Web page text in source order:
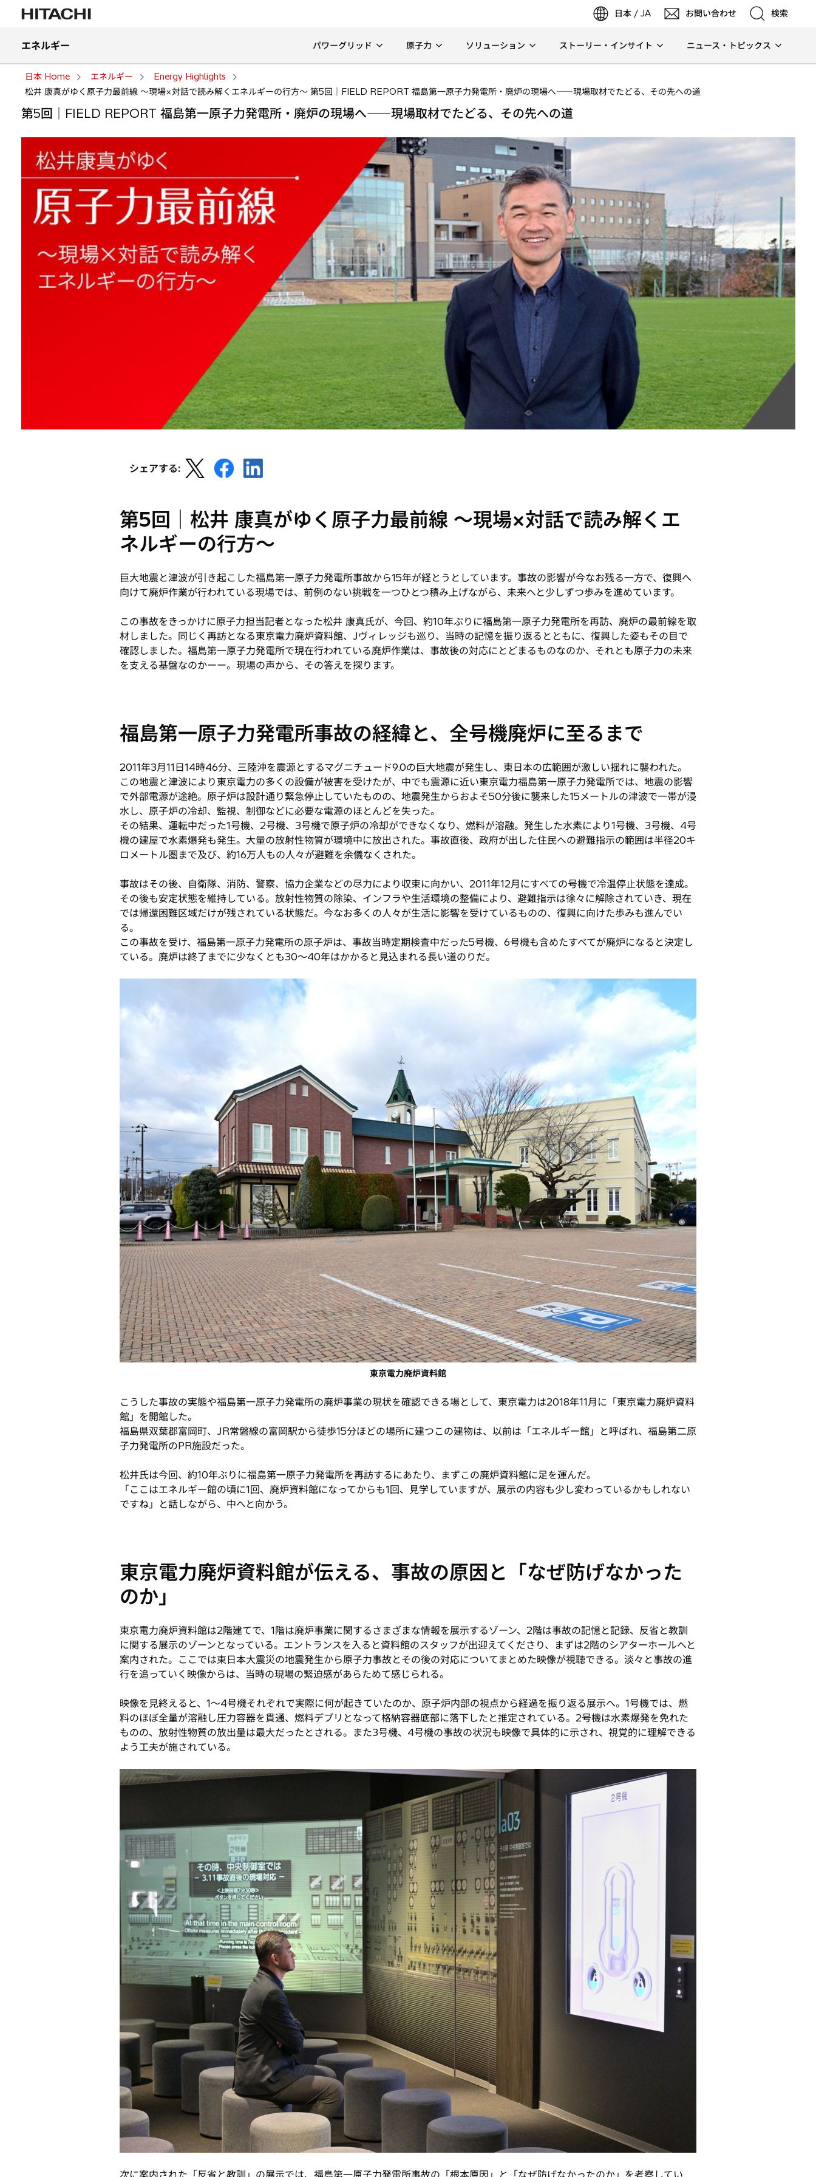
日本 / JA お問い合わせ
新
い
開
検索
検索
検索
エネルギー パワーグリッド 原子力 ソリューション ストーリー・インサイト ニュース・トピックス
日本 Home エネルギー
Energy Highlights
松井 康真がゆく原子力最前線 ～現場×対話で読み解くエネルギーの行方～ 第5回｜FIELD REPORT 福島第一原子力発電所・廃炉の現場へ――現場取材でたどる、その先への道
第5回｜FIELD REPORT 福島第一原子力発電所・廃炉の現場へ――現場取材でたどる、その先への道
シェアする:
し
タ
ブ
で
開
新
タ
ブ
で
開
し
タ
ブ
で
第5回｜松井 康真がゆく原子力最前線 ～現場×対話で読み解くエ
ネルギーの行方～
巨大地震と津波が引き起こした福島第一原子力発電所事故から15年が経とうとしています。事故の影響が今なお残る一方で、復興へ
向けて廃炉作業が行われている現場では、前例のない挑戦を一つひとつ積み上げながら、未来へと少しずつ歩みを進めています。
この事故をきっかけに原子力担当記者となった松井 康真氏が、今回、約10年ぶりに福島第一原子力発電所を再訪、廃炉の最前線を取
材しました。同じく再訪となる東京電力廃炉資料館、Jヴィレッジも巡り、当時の記憶を振り返るとともに、復興した姿もその目で
確認しました。福島第一原子力発電所で現在行われている廃炉作業は、事故後の対応にとどまるものなのか、それとも原子力の未来
を支える基盤なのかーー。現場の声から、その答えを探ります。
福島第一原子力発電所事故の経緯と、全号機廃炉に至るまで
2011年3月11日14時46分、三陸沖を震源とするマグニチュード9.0の巨大地震が発生し、東日本の広範囲が激しい揺れに襲われた。
この地震と津波により東京電力の多くの設備が被害を受けたが、中でも震源に近い東京電力福島第一原子力発電所では、地震の影響
で外部電源が途絶。原子炉は設計通り緊急停止していたものの、地震発生からおよそ50分後に襲来した15メートルの津波で一帯が浸
水し、原子炉の冷却、監視、制御などに必要な電源のほとんどを失った。
その結果、運転中だった1号機、2号機、3号機で原子炉の冷却ができなくなり、燃料が溶融。発生した水素により1号機、3号機、4号
機の建屋で水素爆発も発生。大量の放射性物質が環境中に放出された。事故直後、政府が出した住民への避難指示の範囲は半径20キ
ロメートル圏まで及び、約16万人もの人々が避難を余儀なくされた。
事故はその後、自衛隊、消防、警察、協力企業などの尽力により収束に向かい、2011年12月にすべての号機で冷温停止状態を達成。
その後も安定状態を維持している。放射性物質の除染、インフラや生活環境の整備により、避難指示は徐々に解除されていき、現在
では帰還困難区域だけが残されている状態だ。今なお多くの人々が生活に影響を受けているものの、復興に向けた歩みも進んでい
る。
この事故を受け、福島第一原子力発電所の原子炉は、事故当時定期検査中だった5号機、6号機も含めたすべてが廃炉になると決定し
ている。廃炉は終了までに少なくとも30～40年はかかると見込まれる長い道のりだ。
東京電力廃炉資料館
こうした事故の実態や福島第一原子力発電所の廃炉事業の現状を確認できる場として、東京電力は2018年11月に「東京電力廃炉資料
館」を開館した。
福島県双葉郡富岡町、JR常磐線の富岡駅から徒歩15分ほどの場所に建つこの建物は、以前は「エネルギー館」と呼ばれ、福島第二原
子力発電所のPR施設だった。
松井氏は今回、約10年ぶりに福島第一原子力発電所を再訪するにあたり、まずこの廃炉資料館に足を運んだ。
「ここはエネルギー館の頃に1回、廃炉資料館になってからも1回、見学していますが、展示の内容も少し変わっているかもしれない
ですね」と話しながら、中へと向かう。
東京電力廃炉資料館が伝える、事故の原因と「なぜ防げなかった
のか」
東京電力廃炉資料館は2階建てで、1階は廃炉事業に関するさまざまな情報を展示するゾーン、2階は事故の記憶と記録、反省と教訓
に関する展示のゾーンとなっている。エントランスを入ると資料館のスタッフが出迎えてくださり、まずは2階のシアターホールへと
案内された。ここでは東日本大震災の地震発生から原子力事故とその後の対応についてまとめた映像が視聴できる。淡々と事故の進
行を追っていく映像からは、当時の現場の緊迫感があらためて感じられる。
映像を見終えると、1～4号機それぞれで実際に何が起きていたのか、原子炉内部の視点から経過を振り返る展示へ。1号機では、燃
料のほぼ全量が溶融し圧力容器を貫通、燃料デブリとなって格納容器底部に落下したと推定されている。2号機は水素爆発を免れた
ものの、放射性物質の放出量は最大だったとされる。また3号機、4号機の事故の状況も映像で具体的に示され、視覚的に理解できる
よう工夫が施されている。
次に案内された「反省と教訓」の展示では、福島第一原子力発電所事故の「根本原因」と「なぜ防げなかったのか」を考察してい